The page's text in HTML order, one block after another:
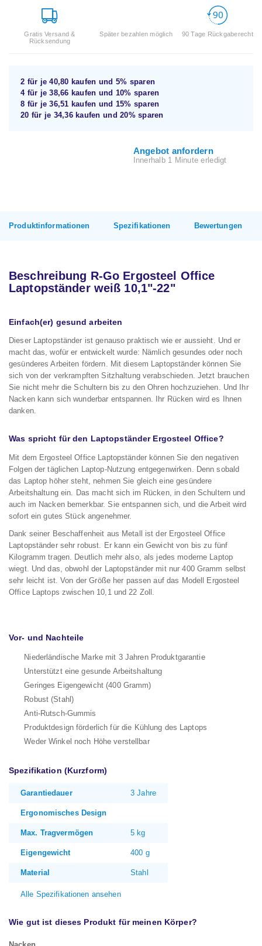
Gratis Versand &
Rücksendung
Später bezahlen möglich 90 Tage Rückgaberecht
2 für je40,80 kaufen und 5% sparen
4 für je38,66 kaufen und 10% sparen
8 für je36,51 kaufen und 15% sparen
20 für je 34,36kaufen und20%sparen
Angebot anfordern
Innerhalb 1 Minute erledigt
Produktinformationen Spezifikationen Bewertungen
Beschreibung R-Go Ergosteel Office
Laptopständer weiß 10,1"-22"
Einfach(er) gesund arbeiten
Dieser Laptopständer ist genauso praktisch wie er aussieht. Und er
macht das, wofür er entwickelt wurde: Nämlich gesundes oder noch
gesünderes Arbeiten fördern. Mit diesem Laptopständer können Sie
sich von der verkrampften Sitzhaltung verabschieden. Jetzt brauchen
Sie nicht mehr die Schultern bis zu den Ohren hochzuziehen. Und Ihr
Nacken kann sich wunderbar entspannen. Ihr Rücken wird es Ihnen
danken.
Was spricht für den Laptopständer Ergosteel Office?
Mit dem Ergosteel Office Laptopständer können Sie den negativen
Folgen der täglichen Laptop-Nutzung entgegenwirken. Denn sobald
das Laptop höher steht, nehmen Sie gleich eine gesündere
Arbeitshaltung ein. Das macht sich im Rücken, in den Schultern und
auch im Nacken bemerkbar. Sie entspannen sich, und die Arbeit wird
sofort ein gutes Stück angenehmer.
Dank seiner Beschaffenheit aus Metall ist der Ergosteel Office
Laptopständer sehr robust. Er kann ein Gewicht von bis zu fünf
Kilogramm tragen. Deutlich mehr also, als jedes moderne Laptop
wiegt. Und das, obwohl der Laptopständer mit nur 400 Gramm selbst
sehr leicht ist. Von der Größe her passen auf das Modell Ergosteel
Office Laptops zwischen 10,1 und 22 Zoll.
Vor- und Nachteile
Niederländische Marke mit 3 Jahren Produktgarantie
Unterstützt eine gesunde Arbeitshaltung
Geringes Eigengewicht (400 Gramm)
Robust (Stahl)
Anti-Rutsch-Gummis
Produktdesign förderlich für die Kühlung des Laptops
Weder Winkel noch Höhe verstellbar
Spezifikation (Kurzform)
Garantiedauer 3 Jahre
Ergonomisches Design
Max. Tragvermögen 5 kg
Eigengewicht 400 g
Material Stahl
Alle Spezifikationen ansehen
Wie gut ist dieses Produkt für meinen Körper?